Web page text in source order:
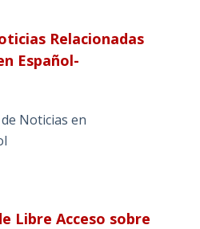
Relacionadas
Español-
Noticias en
Libre Acceso sobre